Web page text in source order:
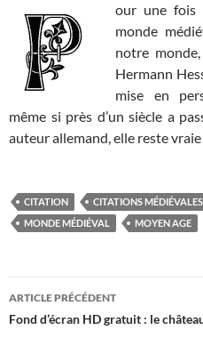
our une fois
monde
notre
Hermann
mise en
même si près d’un siècle a
auteur allemand, elle reste
CITATION CITATIONS MÉDIÉVALES
MONDE MÉDIÉVAL
MOYEN AGE
Navigation
des
ARTICLE PRÉCÉDENT
Fond d’écran HD gratuit : le